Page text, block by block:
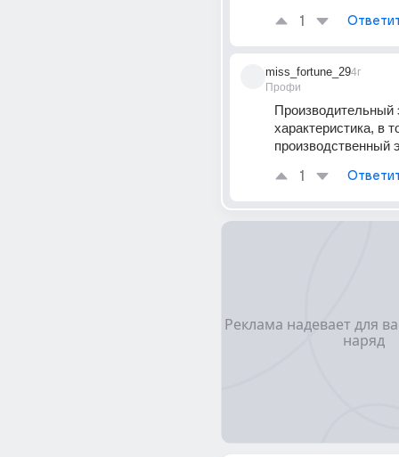
1
miss_fortune_29
Профи
4г
Производительный
характеристика, в
производственный
1